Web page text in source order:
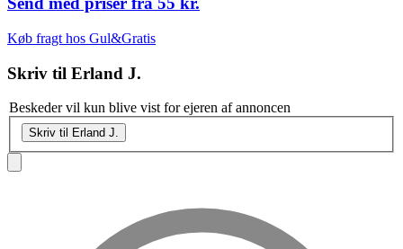
Køb fragt hos Gul&Gratis
Skriv til Erland J.
Beskeder vil kun blive vist for ejeren af annoncen
Skriv til Erland J.